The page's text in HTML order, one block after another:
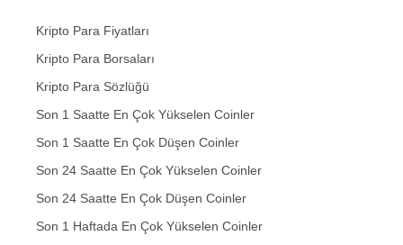
Kripto Para Fiyatları
Kripto Para Borsaları
Kripto Para Sözlüğü
Son 1 Saatte En Çok Yükselen Coinler
Son 1 Saatte En Çok Düşen Coinler
Son 24 Saatte En Çok Yükselen Coinler
Son 24 Saatte En Çok Düşen Coinler
Son 1 Haftada En Çok Yükselen Coinler